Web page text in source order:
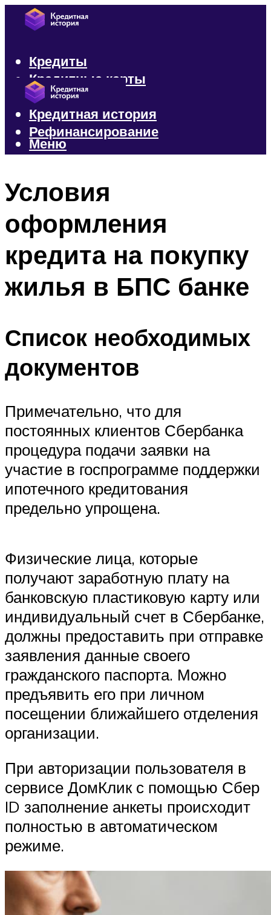
Кредиты
Кредитные карты
Микрозаймы
Кредитная история
Рефинансирование
Меню
Условия
оформления
кредита на покупку
жилья в БПС банке
Список необходимых
документов
Примечательно, что для
постоянных клиентов Сбербанка
процедура подачи заявки на
участие в госпрограмме поддержки
ипотечного кредитования
предельно упрощена.
Физические лица, которые
получают заработную плату на
банковскую пластиковую карту или
индивидуальный счет в Сбербанке,
должны предоставить при отправке
заявления данные своего
гражданского паспорта. Можно
предъявить его при личном
посещении ближайшего отделения
организации.
При авторизации пользователя в
сервисе ДомКлик с помощью Сбер
ID заполнение анкеты происходит
полностью в автоматическом
режиме.